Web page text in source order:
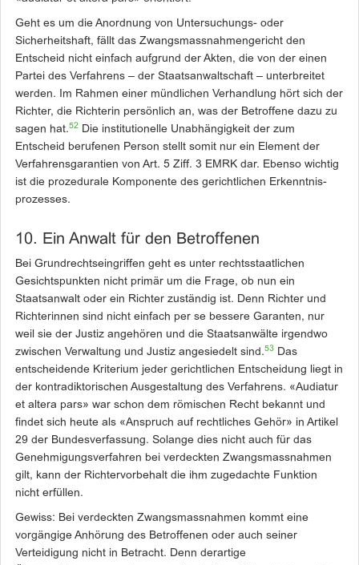
Geht es um die Anordnung von Untersuchungs- oder
Sicherheitshaft, fällt das Zwangsmassnahmengericht den
Entscheid nicht einfach aufgrund der Akten, die von der einen
Partei des Verfahrens – der Staatsanwaltschaft – unterbreitet
werden. Im Rahmen ­einer mündlichen Verhandlung hört sich der
Richter, die Richterin persönlich an, was der Betroffene dazu zu
sagen hat.52 Die institutionelle Unabhängigkeit der zum
Entscheid berufenen Person stellt somit nur ein Element der
Verfahrensgarantien von Art. 5 Ziff. 3 EMRK dar. Ebenso wichtig
ist die prozedurale ­Komponente des gerichtlichen Erkenntnis­
prozesses.
10. Ein Anwalt für den Betroffenen
Bei Grundrechtseingriffen geht es unter rechtsstaatlichen
Gesichtspunkten nicht primär um die Frage, ob nun ein
Staatsanwalt oder ein Richter zuständig ist. Denn Richter und
Richterinnen sind nicht einfach per se bessere Garanten, nur
weil sie der Justiz angehören und die Staatsanwälte irgendwo
zwischen Verwaltung und Justiz angesiedelt sind.53 Das
entscheidende Kriterium jeder gerichtlichen Entscheidung liegt in
der kontradiktorischen Ausgestaltung des Verfahrens. «Audiatur
et altera pars» war schon dem römischen Recht bekannt und
findet sich heute als «Anspruch auf rechtliches Gehör» in Artikel
29 der Bundesverfassung. Solange dies nicht auch für das
Genehmigungsverfahren bei verdeckten Zwangsmassnahmen
gilt, kann der Richtervorbehalt die ihm zugedachte Funktion
nicht erfüllen.
Gewiss: Bei verdeckten Zwangsmassnahmen kommt eine
vorgängige Anhörung des Betroffenen oder auch seiner
Verteidigung nicht in Betracht. Denn derartige